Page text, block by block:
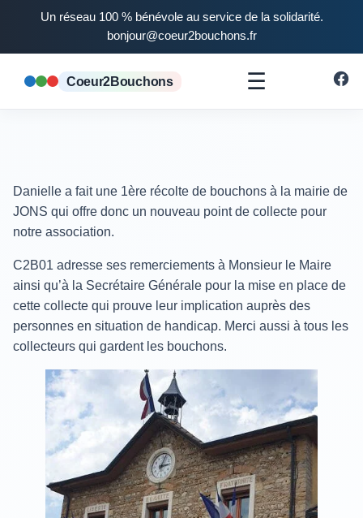
Un réseau 100 % bénévole au service de la solidarité.
bonjour@coeur2bouchons.fr
Coeur2Bouchons ☰
Danielle a fait une 1ère récolte de bouchons à la mairie de
JONS qui offre donc un nouveau point de collecte pour
notre association.
C2B01 adresse ses remerciements à Monsieur le Maire
ainsi qu’à la Secrétaire Générale pour la mise en place de
cette collecte qui prouve leur implication auprès des
personnes en situation de handicap. Merci aussi à tous les
collecteurs qui gardent les bouchons.